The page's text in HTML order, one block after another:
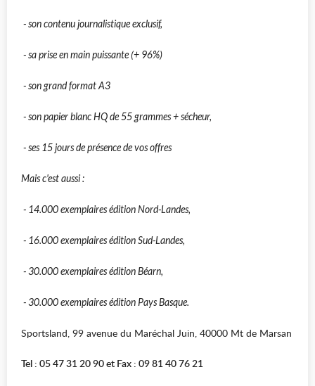
- son contenu journalistique exclusif,
- sa prise en main puissante (+ 96%)
- son grand format A3
- son papier blanc HQ de 55 grammes + sécheur,
- ses 15 jours de présence de vos offres
Mais c'est aussi :
- 14.000 exemplaires édition Nord-Landes,
- 16.000 exemplaires édition Sud-Landes,
- 30.000 exemplaires édition Béarn,
- 30.000 exemplaires édition Pays Basque.
Sportsland, 99 avenue du Maréchal Juin, 40000 Mt de Marsan
Tel : 05 47 31 20 90 et Fax : 09 81 40 76 21